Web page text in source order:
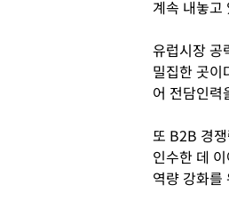
계속 내놓고
유럽시장 공
밀집한 곳이
어 전담인력
또 B2B 경
인수한 데
역량 강화를